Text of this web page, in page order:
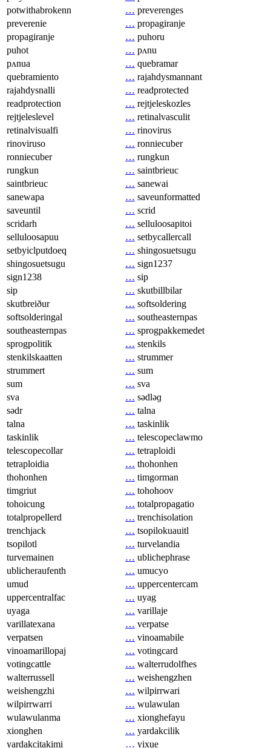
potwithabrokenn
… preverenges
preverenie
… propagiranje
propagiranje
… puhoru
puhot
… pʌnu
pʌnua
… quebramar
quebramiento
… rajahdysmannant
rajahdysnalli
… readprotected
readprotection
… rejtjeleskozles
rejtjeleslevel
… retinalvasculit
retinalvisualfi
… rinovirus
rinoviruso
… ronniecuber
ronniecuber
… rungkun
rungkun
… saintbrieuc
saintbrieuc
… sanewai
sanewapa
… saveunformatted
saveuntil
… scrid
scridarh
… selluloosapitoi
selluloosapuu
… setbycallercall
setbyiclputdoeq
… shingosuetsugu
shingosuetsugu
… sign1237
sign1238
… sip
sip
… skutbillbilar
skutbreiður
… softsoldering
softsolderingal
… southeasternpas
southeasternpas
… sprogpakkemedet
sprogpolitik
… stenkils
stenkilskaatten
… strummer
strummert
… sum
sum
… sva
sva
… sədləɡ
sədr
… talna
talna
… taskinlik
taskinlik
… telescopeclawmo
telescopecollar
… tetraploidi
tetraploidia
… thohonhen
thohonhen
… timgorman
timgriut
… tohohoov
tohoicung
… totalpropagatio
totalpropellerd
… trenchisolation
trenchjack
… tsopilokuauitl
tsopilotl
… turvelandia
turvemainen
… ublichephrase
ublicheraufenth
… umucyo
umud
… uppercentercam
uppercentralfac
… uyag
uyaga
… varillaje
varillatexana
… verpatse
verpatsen
… vinoamabile
vinoamarillopaj
… votingcard
votingcattle
… walterrudolfhes
walterrussell
… weishengzhen
weishengzhi
… wilpirrwari
wilpirrwarri
… wulawulan
wulawulanma
… xionghefayu
xionghen
… yardakcilik
yardakcitakimi
… yixue